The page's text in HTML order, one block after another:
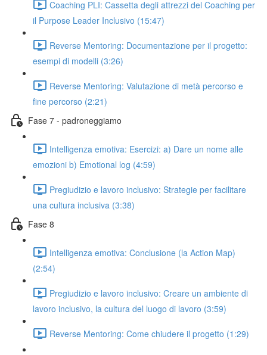
Coaching PLI: Cassetta degli attrezzi del Coaching per
il Purpose Leader Inclusivo (15:47)
Reverse Mentoring: Documentazione per il progetto:
esempi di modelli (3:26)
Reverse Mentoring: Valutazione di metà percorso e
fine percorso (2:21)
Fase 7 - padroneggiamo
Intelligenza emotiva: Esercizi: a) Dare un nome alle
emozioni b) Emotional log (4:59)
Pregiudizio e lavoro inclusivo: Strategie per facilitare
una cultura inclusiva (3:38)
Fase 8
Intelligenza emotiva: Conclusione (la Action Map)
(2:54)
Pregiudizio e lavoro inclusivo: Creare un ambiente di
lavoro inclusivo, la cultura del luogo di lavoro (3:59)
Reverse Mentoring: Come chiudere il progetto (1:29)